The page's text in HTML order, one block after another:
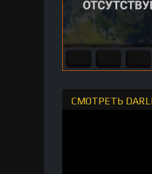
СМОТРЕТЬ